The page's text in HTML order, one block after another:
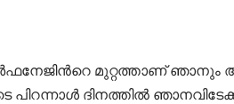
മുറ്റത്താണ് ഞാനും
പിറന്നാള്‍ ദിനത്തില്‍